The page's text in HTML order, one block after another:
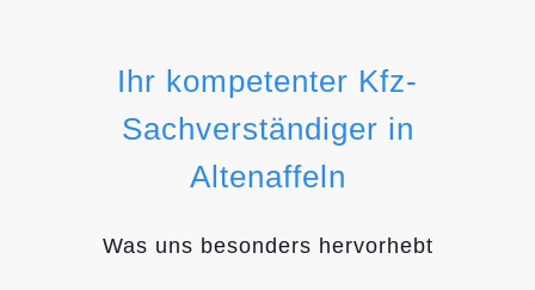
Ihr kompetenter Kfz-
Sachverständiger in
Altenaffeln
Was uns besonders hervorhebt